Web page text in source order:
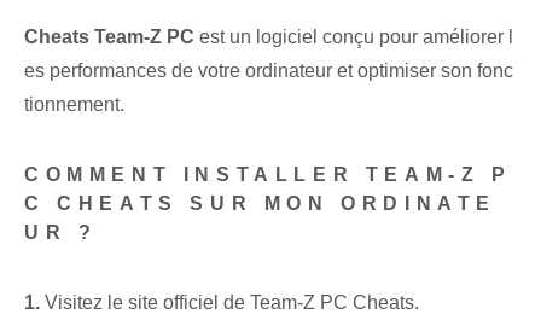
Cheats Team-Z PC est un logiciel conçu pour améliorer l
es performances de votre ordinateur et optimiser son fonc
tionnement.
COMMENT INSTALLER TEAM-Z P
C CHEATS SUR MON ORDINATE
UR ?
1. Visitez le site officiel de Team-Z PC Cheats.